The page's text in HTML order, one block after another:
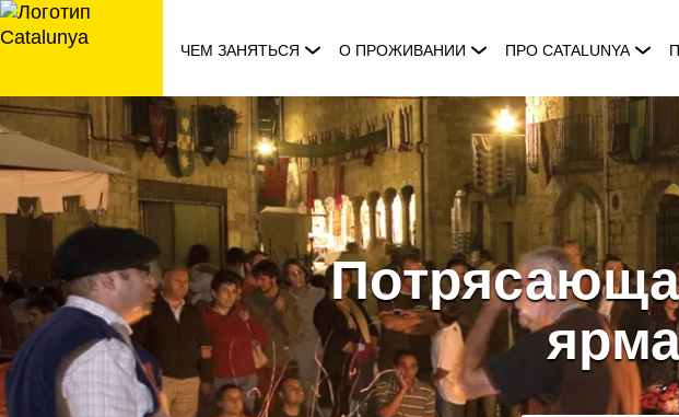
перейти
к
ЧЕМ ЗАНЯТЬСЯ О ПРОЖИВАНИИ ПРО CATALUNYA